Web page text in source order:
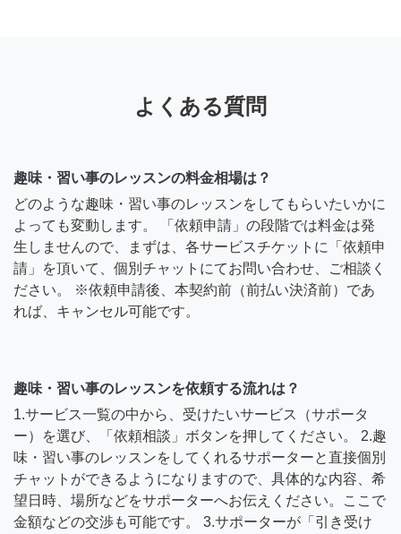
よくある質問
趣味・習い事のレッスンの料金相場は？
どのような趣味・習い事のレッスンをしてもらいたいかに
よっても変動します。 「依頼申請」の段階では料金は発
生しませんので、まずは、各サービスチケットに「依頼申
請」を頂いて、個別チャットにてお問い合わせ、ご相談く
ださい。 ※依頼申請後、本契約前（前払い決済前）であ
れば、キャンセル可能です。
趣味・習い事のレッスンを依頼する流れは？
1.サービス一覧の中から、受けたいサービス（サポータ
ー）を選び、「依頼相談」ボタンを押してください。 2.趣
味・習い事のレッスンをしてくれるサポーターと直接個別
チャットができるようになりますので、具体的な内容、希
望日時、場所などをサポーターへお伝えください。ここで
金額などの交渉も可能です。 3.サポーターが「引き受け